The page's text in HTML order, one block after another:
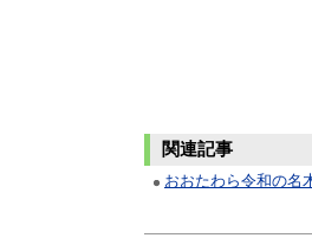
関連記事
おおたわら令和の名